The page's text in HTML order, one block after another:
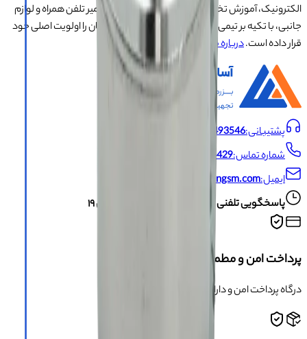
الکترونیک، آموزش تخصصی موبایل و ارائه خدمات تعمیر تلفن همراه و لوازم
جانبی، با تکیه بر تیمی حرفه‌ای، رضایت و اعتماد مشتریان را اولویت اصلی خود
قرار داده است.درباره ما
پشتیبانی:09191493546
شماره تماس:021-66704429
ایمیل:info@asangsm.com
پاسخگویی تلفنی از شنبه تا پنجشنبه ساعت ۱۰ الی ۱۹
پرداخت امن و مطمئن
درگاه پرداخت امن و دارای مجوز اینماد